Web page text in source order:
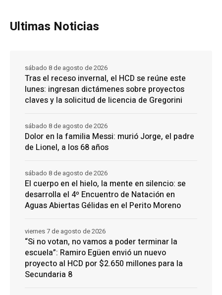
Ultimas Noticias
Tras el receso invernal, el HCD se reúne este
lunes: ingresan dictámenes sobre proyectos
claves y la solicitud de licencia de Gregorini
sábado 8 de agosto de 2026
Dolor en la familia Messi: murió Jorge, el padre
de Lionel, a los 68 años
sábado 8 de agosto de 2026
El cuerpo en el hielo, la mente en silencio: se
desarrolla el 4º Encuentro de Natación en
Aguas Abiertas Gélidas en el Perito Moreno
sábado 8 de agosto de 2026
“Si no votan, no vamos a poder terminar la
escuela”: Ramiro Egüen envió un nuevo
proyecto al HCD por $2.650 millones para la
Secundaria 8
viernes 7 de agosto de 2026